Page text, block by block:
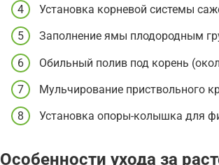
Установка корневой системы
Заполнение ямы плодородным
Обильный полив под корень
Мульчирование приствольного
Установка опоры-колышка для
Особенности ухода за